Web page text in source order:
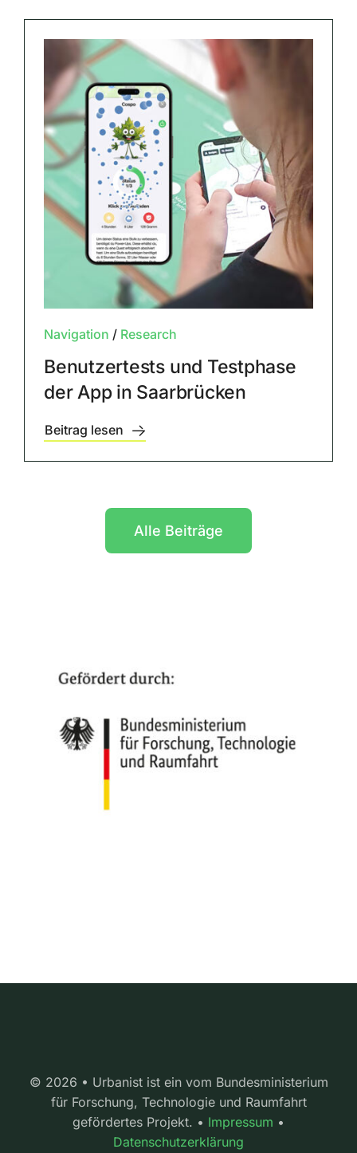
Navigation / Research
Benutzertests und Testphase
der App in Saarbrücken
Beitrag lesen
Alle Beiträge
© 2026 • Urbanist ist ein vom Bundesministerium
für Forschung, Technologie und Raumfahrt
gefördertes Projekt. • Impressum •
Datenschutzerklärung